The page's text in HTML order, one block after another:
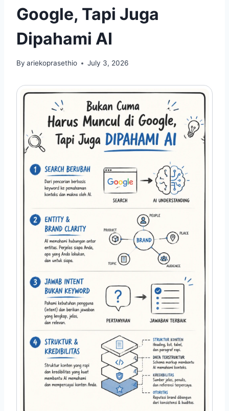
Google, Tapi Juga
Dipahami AI
By ariekoprasethio July 3, 2026